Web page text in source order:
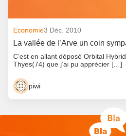
Economie3 Déc. 2010
La vallée de l’Arve un coin
C’est en allant déposé Orbital
Thyes(74) que j’ai pu apprécier […]
piwi